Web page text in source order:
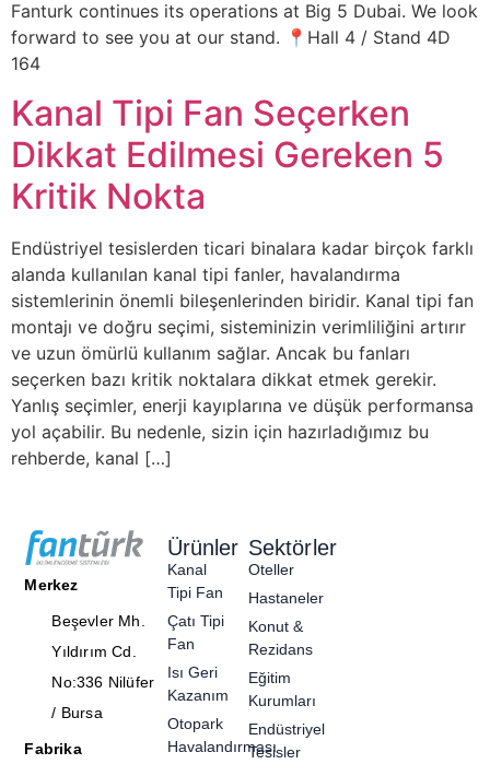
Fanturk continues its operations at Big 5 Dubai. We look
forward to see you at our stand. 📍Hall 4 / Stand 4D
164
Kanal Tipi Fan Seçerken
Dikkat Edilmesi Gereken 5
Kritik Nokta
Endüstriyel tesislerden ticari binalara kadar birçok farklı
alanda kullanılan kanal tipi fanler, havalandırma
sistemlerinin önemli bileşenlerinden biridir. Kanal tipi fan
montajı ve doğru seçimi, sisteminizin verimliliğini artırır
ve uzun ömürlü kullanım sağlar. Ancak bu fanları
seçerken bazı kritik noktalara dikkat etmek gerekir.
Yanlış seçimler, enerji kayıplarına ve düşük performansa
yol açabilir. Bu nedenle, sizin için hazırladığımız bu
rehberde, kanal […]
Merkez
Beşevler Mh.
Yıldırım Cd.
No:336 Nilüfer
/ Bursa
Fabrika
Ürünler
Kanal
Tipi Fan
Çatı Tipi
Fan
Isı Geri
Kazanım
Otopark
Havalandırması
Sektörler
Oteller
Hastaneler
Konut &
Rezidans
Eğitim
Kurumları
Endüstriyel
Tesisler